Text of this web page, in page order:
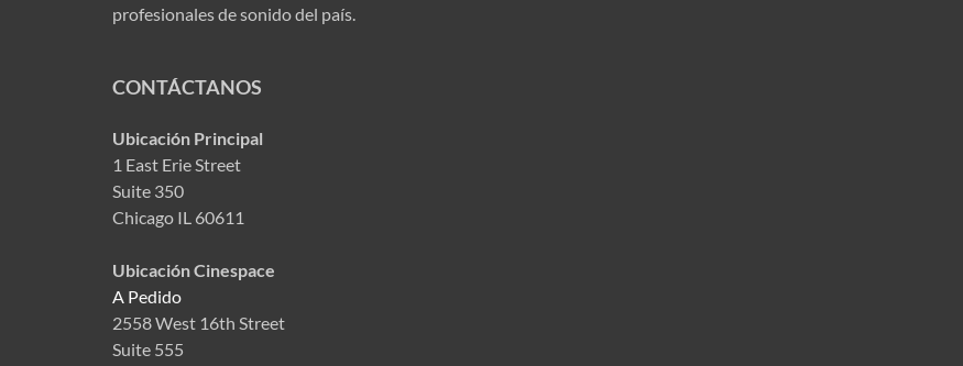
profesionales de sonido del país.
CONTÁCTANOS
Ubicación Principal
1 East Erie Street
Suite 350
Chicago IL 60611
Ubicación Cinespace
A Pedido
2558 West 16th Street
Suite 555